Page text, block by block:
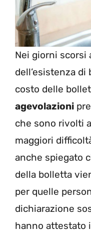
Nei giorni scorsi
dell’esistenza
costo delle
agevolazioni
che sono rivolti
maggiori
anche spiegato
della bolletta
per quelle
dichiarazione
hanno attestato